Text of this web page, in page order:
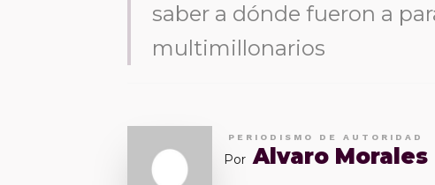
saber a dónde fueron a
multimillonarios
PERIODISMO DE AUTORIDAD
Por Alvaro Morales